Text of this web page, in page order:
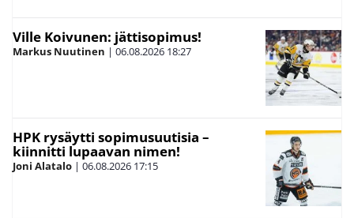
Ville Koivunen: jättisopimus!
Markus Nuutinen | 06.08.2026 18:27
HPK rysäytti sopimusuutisia –
kiinnitti lupaavan nimen!
Joni Alatalo | 06.08.2026 17:15